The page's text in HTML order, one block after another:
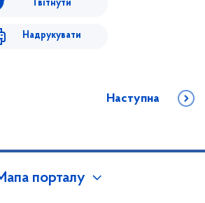
Твітнути
Надрукувати
Наступна
порталу